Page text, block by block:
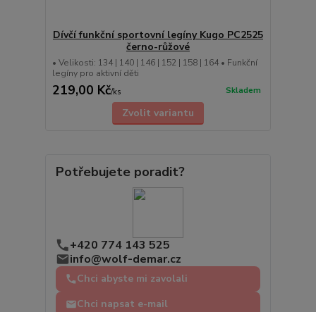
Dívčí funkční sportovní legíny Kugo PC2525
černo-růžové
• Velikosti: 134 | 140 | 146 | 152 | 158 | 164 • Funkční
legíny pro aktivní děti
219,00 Kč/ks Skladem
Zvolit variantu
Potřebujete poradit?
+420 774 143 525
info@wolf-demar.cz
Chci abyste mi zavolali
Chci napsat e-mail